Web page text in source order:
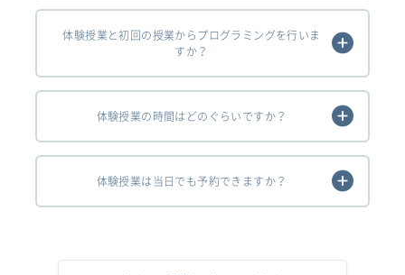
体験授業と初回の授業からプログラミングを行いま
すか？
体験授業の時間はどのぐらいですか？
体験授業は当日でも予約できますか？